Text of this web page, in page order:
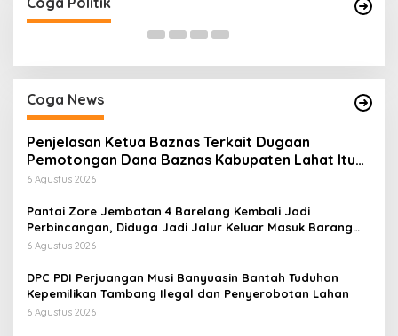
Coga News
Penjelasan Ketua Baznas Terkait Dugaan
Pemotongan Dana Baznas Kabupaten Lahat Itu
Tidak Benar
6 Agustus 2026
Pantai Zore Jembatan 4 Barelang Kembali Jadi
Perbincangan, Diduga Jadi Jalur Keluar Masuk Barang
Tanpa Dokumen Kepabeanan, Nama Berinisial WL
di Kawasan Pesisir
6 Agustus 2026
DPC PDI Perjuangan Musi Banyuasin Bantah Tuduhan
Kepemilikan Tambang Ilegal dan Penyerobotan Lahan
6 Agustus 2026